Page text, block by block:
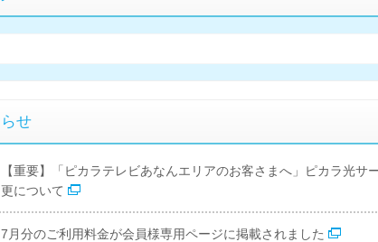
せ
【重要】「ピカラテレビあなんエリアのお客さまへ」ピカラ光サ
更について
7月分のご利用料金が会員様専用ページに掲載されました